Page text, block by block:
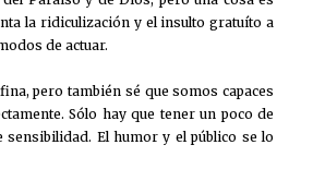
la ridiculización y el insulto gratuíto a
de actuar.
pero también sé que somos capaces
Sólo hay que tener un poco de
sensibilidad. El humor y el público se lo